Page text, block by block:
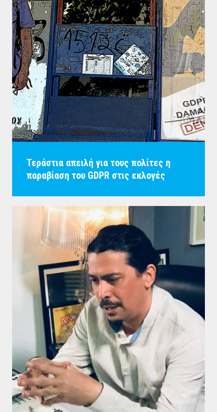
Τεράστια απειλή για τους πολίτες η
παραβίαση του GDPR στις εκλογές